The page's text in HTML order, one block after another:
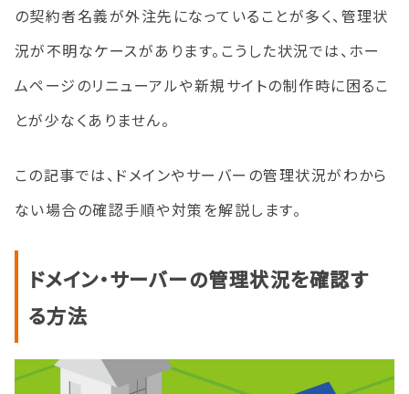
の契約者名義が外注先になっていることが多く、管理状
況が不明なケースがあります。こうした状況では、ホー
ムページのリニューアルや新規サイトの制作時に困るこ
とが少なくありません。
この記事では、ドメインやサーバーの管理状況がわから
ない場合の確認手順や対策を解説します。
ドメイン・サーバーの管理状況を確認す
る方法